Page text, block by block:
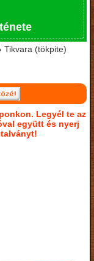
Tikvara (tökpite)
Legyél te az
együtt és nyerj